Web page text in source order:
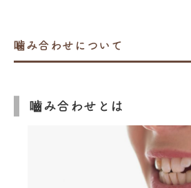
噛み合わせについて
嚙み合わせとは